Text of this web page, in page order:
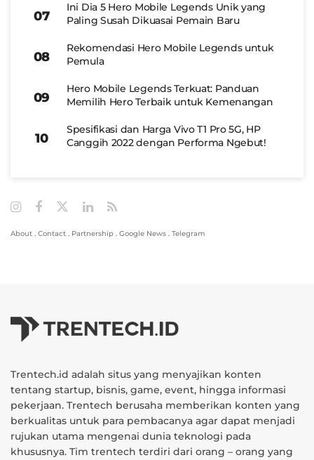
Ini Dia 5 Hero Mobile Legends Unik yang
Paling Susah Dikuasai Pemain Baru
Rekomendasi Hero Mobile Legends untuk
Pemula
Hero Mobile Legends Terkuat: Panduan
Memilih Hero Terbaik untuk Kemenangan
Spesifikasi dan Harga Vivo T1 Pro 5G, HP
Canggih 2022 dengan Performa Ngebut!
About . Contact . Partnership . Google News . Telegram
Trentech.id adalah situs yang menyajikan konten
tentang startup, bisnis, game, event, hingga informasi
pekerjaan. Trentech berusaha memberikan konten yang
berkualitas untuk para pembacanya agar dapat menjadi
rujukan utama mengenai dunia teknologi pada
khususnya. Tim trentech terdiri dari orang – orang yang